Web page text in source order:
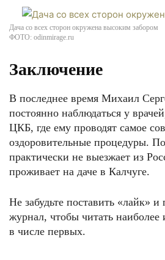
Дача со всех сторон окружена высоким забором
ФОТО: odinmirage.ru
Заключение
В последнее время Михаил
постоянно наблюдаться у
ЦКБ, где ему проводят самое
оздоровительные процедуры.
практически не выезжает из
проживает на даче в Калчуге.
Не забудьте поставить «лайк»
журнал, чтобы читать наиболее
в числе первых.